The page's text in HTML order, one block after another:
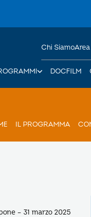
DOCFILM
Chi Siamo
IL PROGRAMMA
– 31 marzo 2025